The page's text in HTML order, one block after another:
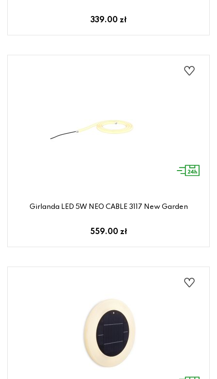
339.00 zł
Girlanda LED 5W NEO CABLE 3117 New Garden
559.00 zł